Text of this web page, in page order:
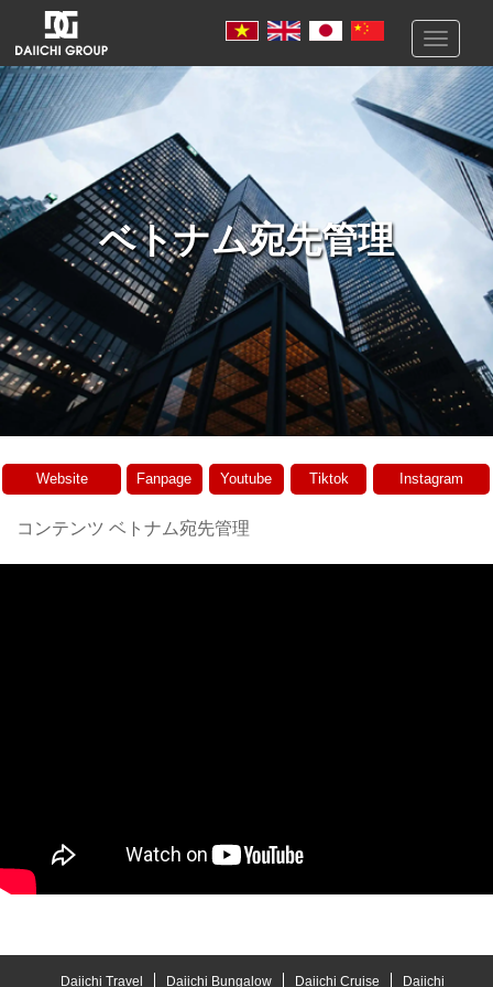
Toggle
ベトナム宛先管理
Website Fanpage Youtube Tiktok Instagram
コンテンツ ベトナム宛先管理
Daiichi Travel Daiichi Bungalow Daiichi Cruise Daiichi